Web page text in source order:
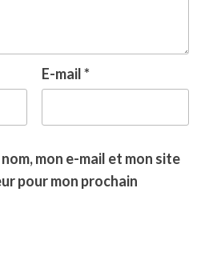
E-mail*
mon e-mail et mon site
pour mon prochain